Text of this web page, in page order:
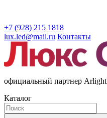
+7 (928) 215 1818
lux.led@mail.ru Контакты
официальный партнер Arlight
Каталог